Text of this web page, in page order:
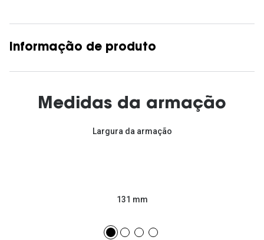
Informação de produto
Medidas da armação
Largura da armação
131 mm